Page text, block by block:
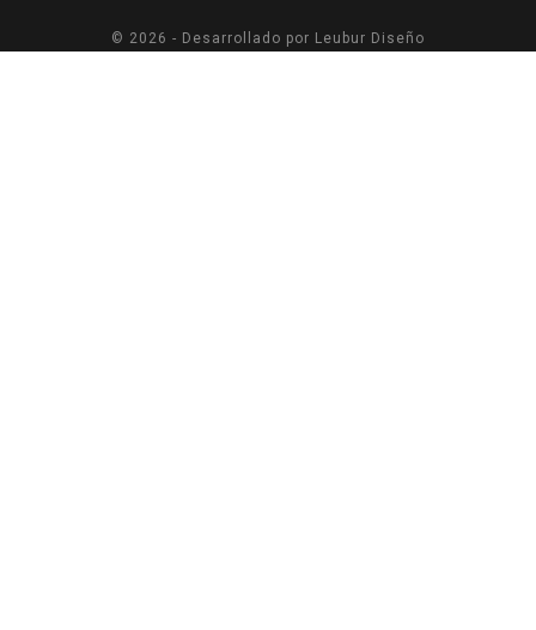
© 2026 - Desarrollado por Leubur Diseño